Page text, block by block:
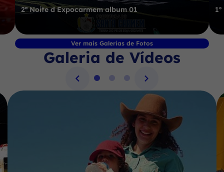
2ª Noite d Expocarmem album 01
Ver mais Galerias de Fotos
Seção Galeria de Vídeos
Galeria de Vídeos